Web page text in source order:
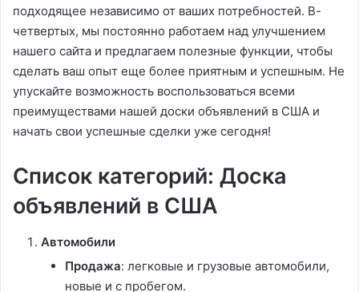
подходящее независимо от ваших потребностей. В-
четвертых, мы постоянно работаем над улучшением
нашего сайта и предлагаем полезные функции, чтобы
сделать ваш опыт еще более приятным и успешным. Не
упускайте возможность воспользоваться всеми
преимуществами нашей доски объявлений в США и
начать свои успешные сделки уже сегодня!
Список категорий: Доска
объявлений в США
Автомобили
Продажа: легковые и грузовые автомобили,
новые и с пробегом.